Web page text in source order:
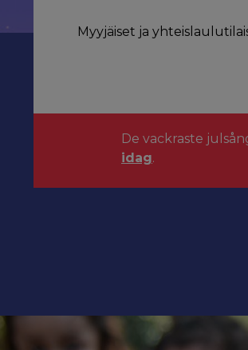
Myyjäiset ja
De vackraste
idag.